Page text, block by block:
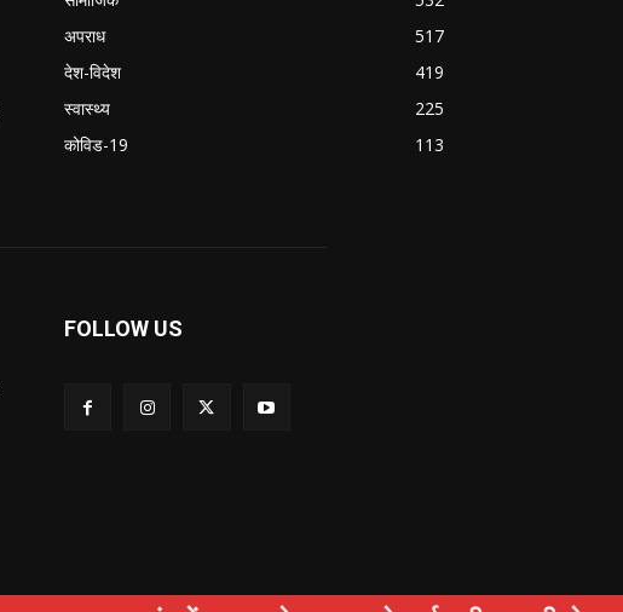
अपराध
517
देश-विदेश
419
स्वास्थ्य
225
कोविड-19
113
FOLLOW US